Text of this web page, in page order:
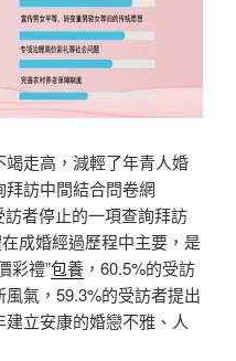
走高，減輕了年青人婚
訪中間結合問卷網
訪者停止的一項查詢拜訪
成婚經過歷程中主要，是
彩禮”包養 ，60.5%的受訪
氣，59.3%的受訪者提出
立安康的婚戀不雅、人